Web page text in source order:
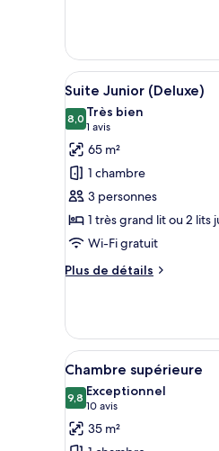
Chambre
(Mayfair)
Afficher
toutes
les
photos
pour
ce
type
de
chambre :
Suite
5
Suite Junior (Deluxe)
8,08,0 sur 10
Très bien
1 avis
(1 avis)
65 m²
1 chambre
3 personnes
1 très grand lit ou 2 lits
Wi-Fi gratuit
Plus de détails
Plus
Suite
Junior
(Deluxe)
Afficher
toutes
les
photos
pour
4
Chambre supérieure
9,89,8 sur 10
Exceptionnel
10 avis
(10 avis)
35 m²